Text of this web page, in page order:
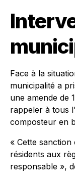
Face à la
municipalité a
une amende de
rappeler à tous
composteur en
« Cette sanction
résidents aux
responsable »,